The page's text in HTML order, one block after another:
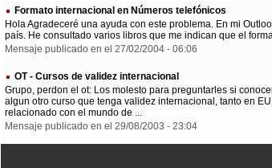
Formato internacional en Números telefónicos
Hola Agradeceré una ayuda con este problema. En mi
país. He consultado varios libros que me indican que el
Mensaje publicado en el 27/02/2004 - 06:06
OT - Cursos de validez internacional
Grupo, perdon el ot: Los molesto para preguntarles si
algun otro curso que tenga validez internacional, tanto en
relacionado con el mundo de ...
Mensaje publicado en el 29/08/2003 - 23:04